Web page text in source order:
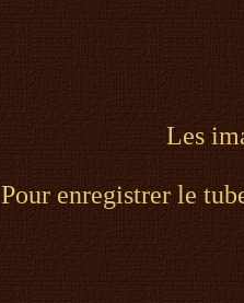
Les
Pour enregistrer le